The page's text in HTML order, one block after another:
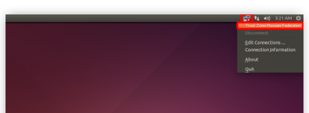
Trust.Zone-Russian-Federation